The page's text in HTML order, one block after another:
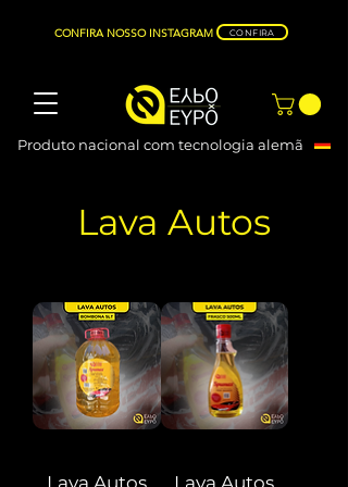
CONFIRA NOSSO INSTAGRAM CONFIRA
Produto nacional com tecnologia alemã
Lava Autos